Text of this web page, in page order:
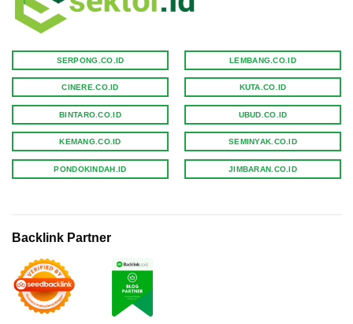
SERPONG.CO.ID
CINERE.CO.ID
BINTARO.CO.ID
KEMANG.CO.ID
PONDOKINDAH.ID
LEMBANG.CO.ID
KUTA.CO.ID
UBUD.CO.ID
SEMINYAK.CO.ID
JIMBARAN.CO.ID
Backlink Partner